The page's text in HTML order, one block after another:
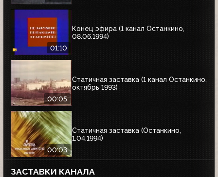
01:10
Конец эфира (1 канал Останкино,
08.06.1994)
00:05
Статичная заставка (1 канал Останкино,
октябрь 1993)
00:03
Статичная заставка (Останкино,
1.04.1994)
ЗАСТАВКИ КАНАЛА